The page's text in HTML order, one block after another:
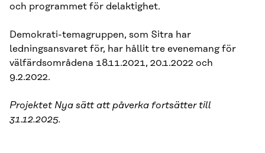
och programmet för delaktighet.
Demokrati-temagruppen, som Sitra har
ledningsansvaret för, har hållit tre evenemang för
välfärdsområdena 18.11.2021, 20.1.2022 och
9.2.2022.
Projektet Nya sätt att påverka fortsätter till
31.12.2025.